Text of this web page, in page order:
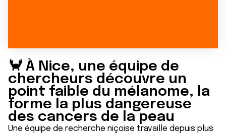
🦀 À Nice, une équipe de
chercheurs découvre un
point faible du mélanome, la
forme la plus dangereuse
des cancers de la peau
Une équipe de recherche niçoise travaille depuis plus